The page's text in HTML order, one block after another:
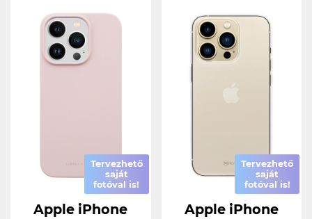
Tervezhető
saját
fotóval is!
Apple iPhone
Tervezhető
saját
fotóval is!
Apple iPhone